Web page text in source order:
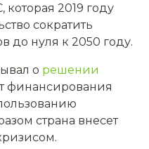
2019 году
сократить
до нуля к 2050 году.
о решении
финансирования
страна внесет